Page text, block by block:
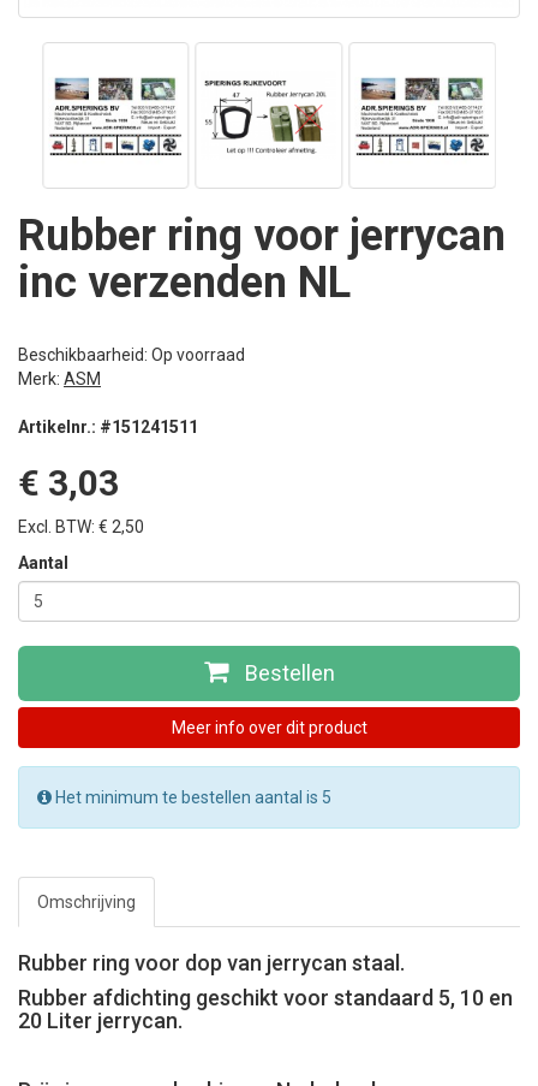
Rubber ring voor jerrycan
inc verzenden NL
Beschikbaarheid: Op voorraad
Merk: ASM
Artikelnr.: #151241511
€ 3,03
Excl. BTW: € 2,50
Aantal
Bestellen
Meer info over dit product
Het minimum te bestellen aantal is 5
Omschrijving
Rubber ring voor dop van jerrycan staal.
Rubber afdichting geschikt voor standaard 5, 10 en
20 Liter jerrycan.